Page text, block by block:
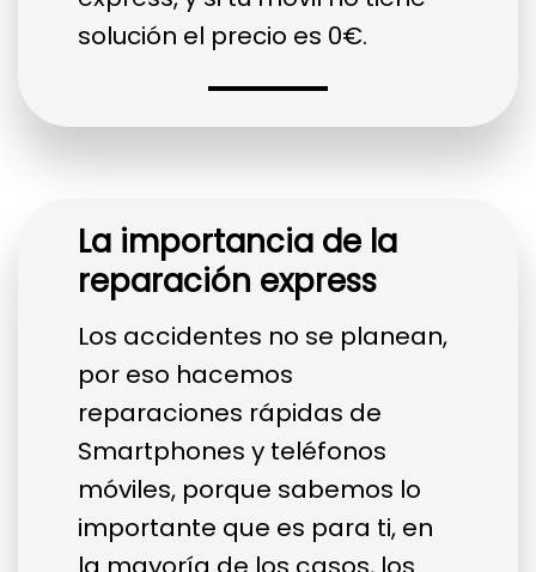
solución el precio es 0€.
La importancia de la
reparación express
Los accidentes no se planean,
por eso hacemos
reparaciones rápidas de
Smartphones y teléfonos
móviles, porque sabemos lo
importante que es para ti, en